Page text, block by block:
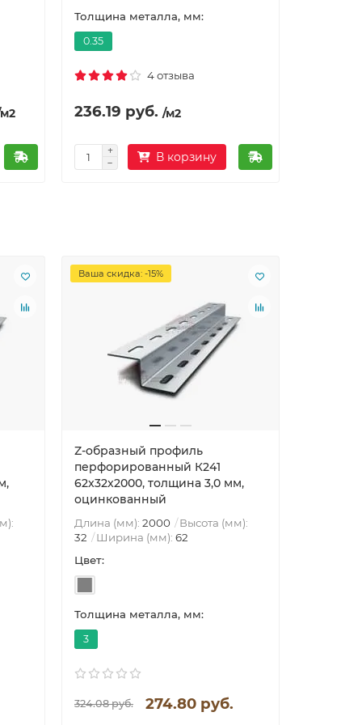
Толщина металла, мм:
0.35
4 отзыва
236.19 руб. /м2
В корзину
Ваша скидка: -15%
Z-образный профиль
перфорированный К241
62x32x2000, толщина 3,0 мм,
оцинкованный
Длина (мм): 2000
Высота (мм):
32
Ширина (мм): 62
Цвет:
Толщина металла, мм:
3
324.08 руб. 274.80 руб.